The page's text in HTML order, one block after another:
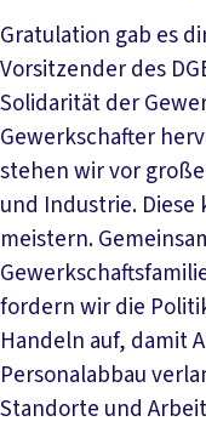
Gratulation gab es
Vorsitzender des
Solidarität der
Gewerkschafter
stehen wir vor
und Industrie.
meistern.
fordern wir die
Handeln auf, damit
Personalabbau
Standorte und